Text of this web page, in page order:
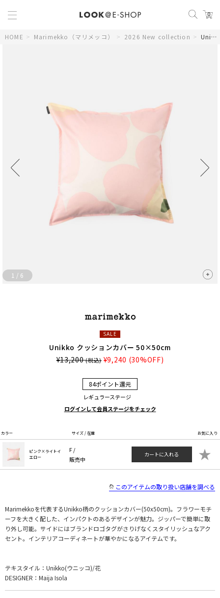
0
HOME > Marimekko（マリメッコ） > 2026 New collection > Unikko クッションカバー 50×50cm
1 / 6
SALE
Unikko クッションカバー 50×50cm
¥13,200(税込) ¥9,240 (30%OFF)
84ポイント還元
レギュラーステージ
ログインして会員ステージをチェック
カラー サイズ / 在庫 お気に入り
ピンク×ライトイ
エロー
F /
販売中
カートに入れる ★
このアイテムの取り扱い店舗を調べる
Marimekkoを代表するUnikko柄のクッションカバー(50x50cm)。フラワーモチ
ーフを大きく配した、インパクトのあるデザインが魅力。ジッパーで簡単に取
り外し可能。サイドにはブランドロゴタグがさりげなくスタイリッシュなアク
セント。インテリアコーディネートが華やかになるアイテムです。
テキスタイル：Unikko(ウニッコ)/花
DESIGNER：Maija Isola